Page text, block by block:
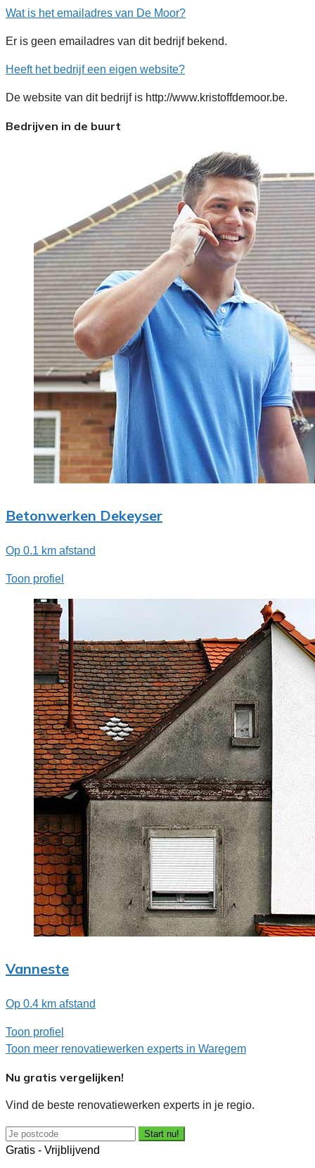
Wat is het emailadres van De Moor?
Er is geen emailadres van dit bedrijf bekend.
Heeft het bedrijf een eigen website?
De website van dit bedrijf is http://www.kristoffdemoor.be.
Bedrijven in de buurt
Betonwerken Dekeyser
Op 0.1 km afstand
Toon profiel
Vanneste
Op 0.4 km afstand
Toon profiel
Toon meer renovatiewerken experts in Waregem
Nu gratis vergelijken!
Vind de beste renovatiewerken experts in je regio.
Start nu!
Gratis - Vrijblijvend